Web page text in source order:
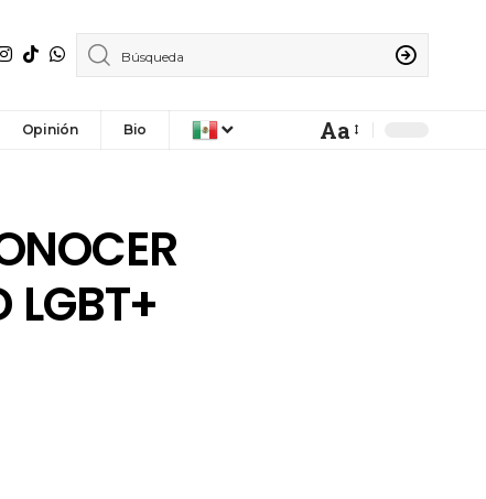
Opinión Bio Aa
LGBT+